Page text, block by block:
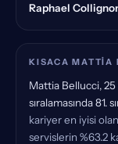
Raphael
KISACA MATTIA
Mattia Bellucci, 25
sıralamasında
kariyer en iyisi
servislerin %63.2